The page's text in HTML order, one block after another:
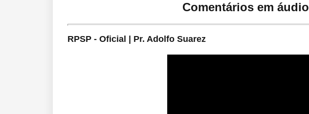
Comentários em áudio
RPSP - Oficial | Pr. Adolfo Suarez